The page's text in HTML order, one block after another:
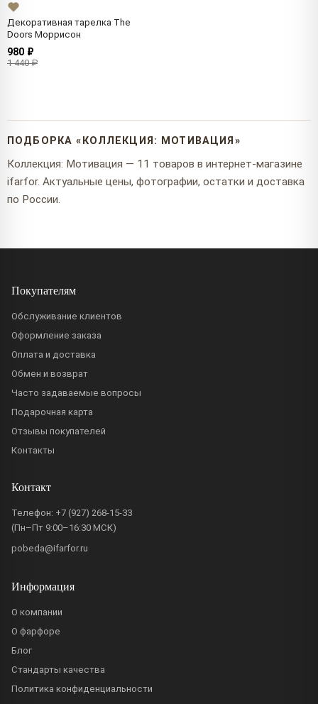
Декоративная тарелка The
Doors Моррисон
980 ₽
1 440 ₽
ПОДБОРКА «КОЛЛЕКЦИЯ: МОТИВАЦИЯ»
Коллекция: Мотивация — 11 товаров в интернет-магазине
ifarfor. Актуальные цены, фотографии, остатки и доставка
по России.
Покупателям
Обслуживание клиентов
Оформление заказа
Оплата и доставка
Обмен и возврат
Часто задаваемые вопросы
Подарочная карта
Отзывы покупателей
Контакты
Контакт
Телефон: +7 (927) 268-15-33
(Пн–Пт 9:00–16:30 МСК)
pobeda@ifarfor.ru
Информация
О компании
О фарфоре
Блог
Стандарты качества
Политика конфиденциальности